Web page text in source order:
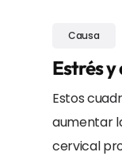
Causa
Estrés y
Estos
aumentar
cervical